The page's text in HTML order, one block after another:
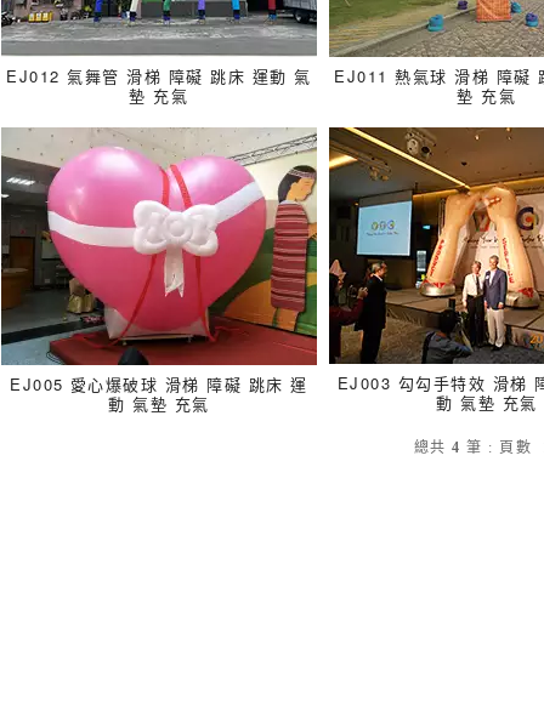
EJ012 氣舞管 滑梯 障礙 跳床 運動 氣
墊 充氣
EJ011 熱氣球 滑梯 障礙
墊 充氣
EJ005 愛心爆破球 滑梯 障礙 跳床 運
動 氣墊 充氣
EJ003 勾勾手特效 滑梯
動 氣墊 充氣
總共 4 筆 : 頁數